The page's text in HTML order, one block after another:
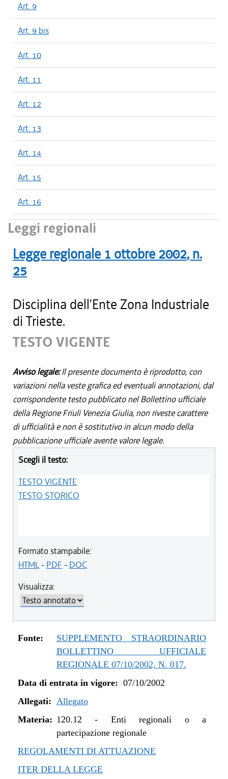
Art. 9
Art. 9 bis
Art. 10
Art. 11
Art. 12
Art. 13
Art. 14
Art. 15
Art. 16
Leggi regionali
Legge regionale 1 ottobre 2002, n.
25
Disciplina dell'Ente Zona Industriale
di Trieste.
TESTO VIGENTE
Avviso legale:Il presente documento è riprodotto, con
variazioni nella veste grafica ed eventuali annotazioni, dal
corrispondente testo pubblicato nel Bollettino ufficiale
della Regione Friuli Venezia Giulia, non riveste carattere
di ufficialità e non è sostitutivo in alcun modo della
pubblicazione ufficiale avente valore legale.
Scegli il testo:
TESTO VIGENTE
TESTO STORICO
Formato stampabile:
HTML- PDF - DOC
Visualizza:
Fonte:
SUPPLEMENTO STRAORDINARIO
BOLLETTINO UFFICIALE
REGIONALE 07/10/2002, N. 017.
Data di entrata in vigore: 07/10/2002
Allegati: Allegato
Materia: 120.12 - Enti regionali o a
partecipazione regionale
REGOLAMENTI DI ATTUAZIONE
ITER DELLA LEGGE